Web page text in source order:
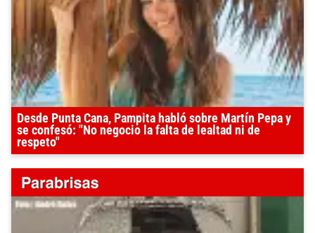
Desde Punta Cana, Pampita habló sobre Martín Pepa y
se confesó: "No negocio la falta de lealtad ni de
respeto"